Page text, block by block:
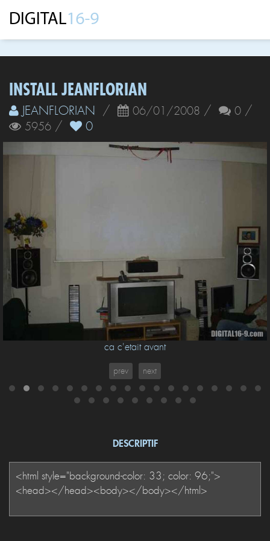
INSTALL JEANFLORIAN
JEANFLORIAN / 06/01/2008 / 0 /
5956 / 0
ca c'etait avant
prev next
DESCRIPTIF